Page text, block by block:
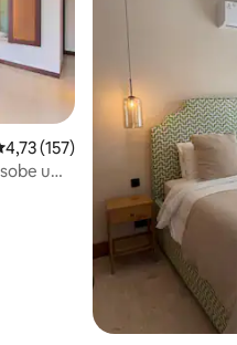
ocjena: 4,73/5,
4,73 (157)
u